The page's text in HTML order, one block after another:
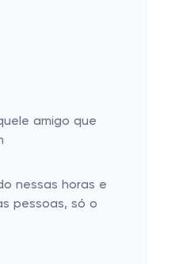
amigo que
nessas horas e
pessoas, só o